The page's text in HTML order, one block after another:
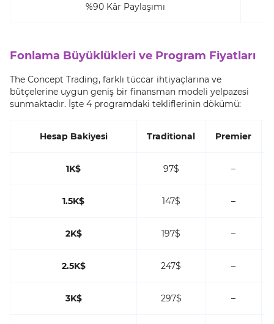
%90 Kâr Paylaşımı
Fonlama Büyüklükleri ve Program Fiyatları
The Concept Trading, farklı tüccar ihtiyaçlarına ve
bütçelerine uygun geniş bir finansman modeli yelpazesi
sunmaktadır. İşte 4 programdaki tekliflerinin dökümü:
Hesap Bakiyesi Traditional Premier
1K$ 97$ –
1.5K$ 147$ –
2K$ 197$ –
2.5K$ 247$ –
3K$ 297$ –